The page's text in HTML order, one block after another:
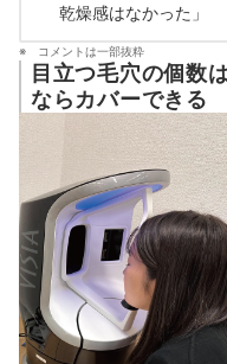
乾燥感はなかった」
コメントは一部抜粋
目立つ毛穴の個数
ならカバーできる